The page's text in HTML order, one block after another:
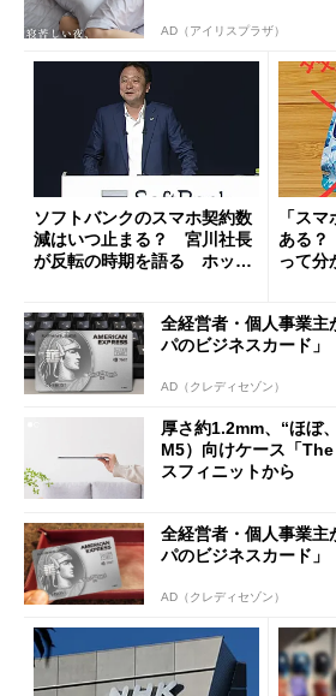
AD（アイリスプラザ）
ソフトバンクのスマホ契約数
減はいつ止まる？ 宮川社長
が反転の時期を語る ホッピ
「ス
ある
って分
全経営者・個人事業主
パのビジネスカード」
AD（クレディセゾン）
厚さ約1.2mm、“ほぼ
M5）向けケース「
スフィニットから
全経営者・個人事業主
パのビジネスカード」
AD（クレディセゾン）